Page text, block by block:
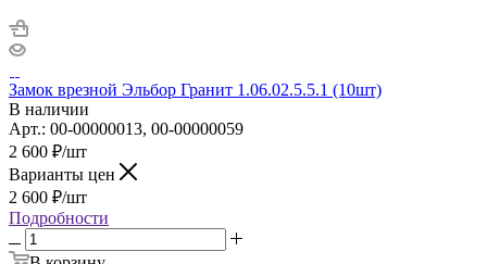
Замок врезной Эльбор Гранит 1.06.02.5.5.1 (10шт)
В наличии
Арт.: 00-00000013, 00-00000059
2 600 ₽/шт
Варианты цен
2 600 ₽/шт
Подробности